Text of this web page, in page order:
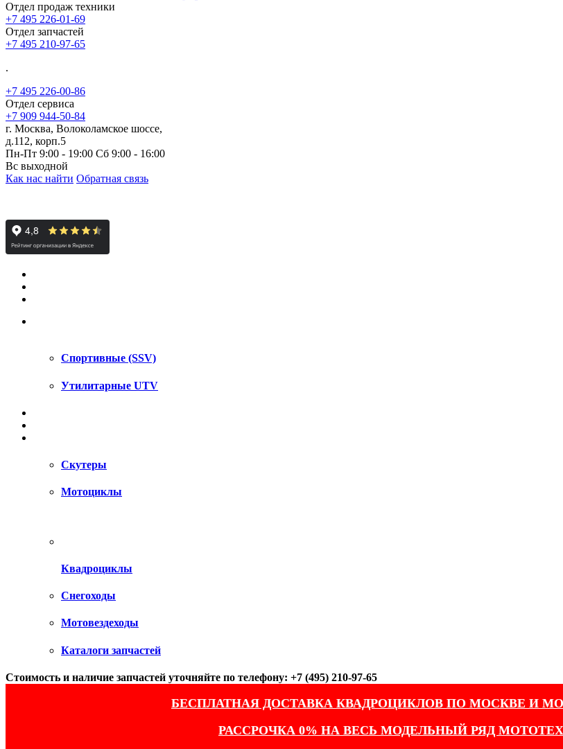
Отдел продаж техники
+7 495 226-01-69
Отдел запчастей
+7 495 210-97-65
.
+7 495 226-00-86
Отдел сервиса
+7 909 944-50-84
г. Москва, Волоколамское шоссе,
д.112, корп.5
Пн-Пт 9:00 - 19:00 Сб 9:00 - 16:00
Вс выходной
Как нас найти Обратная связь
Спортивные (SSV)
Утилитарные UTV
Скутеры
Мотоциклы
Квадроциклы
Снегоходы
Мотовездеходы
Каталоги запчастей
Стоимость и наличие запчастей уточняйте по телефону: +7 (495) 210-97-65
БЕСПЛАТНАЯ ДОСТАВКА КВАДРОЦИКЛОВ ПО МОСКВЕ И
РАССРОЧКА 0% НА ВЕСЬ МОДЕЛЬНЫЙ РЯД